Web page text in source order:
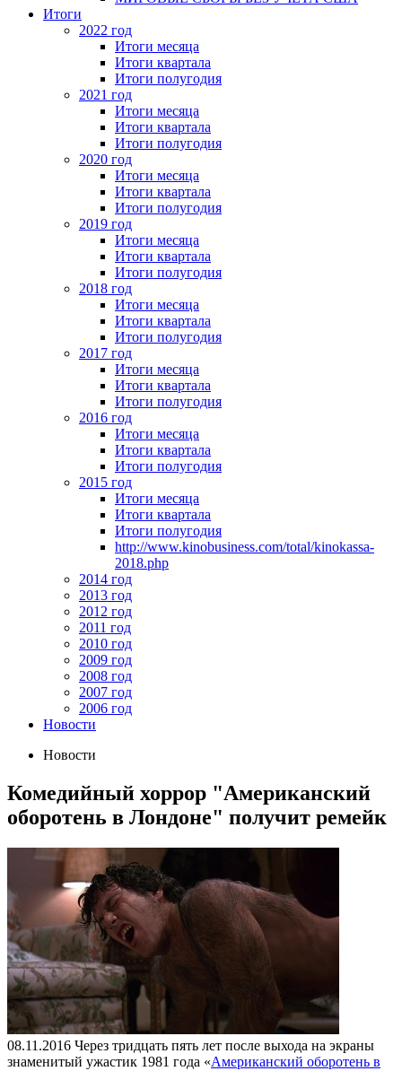
Итоги
2022 год
Итоги месяца
Итоги квартала
Итоги полугодия
2021 год
Итоги месяца
Итоги квартала
Итоги полугодия
2020 год
Итоги месяца
Итоги квартала
Итоги полугодия
2019 год
Итоги месяца
Итоги квартала
Итоги полугодия
2018 год
Итоги месяца
Итоги квартала
Итоги полугодия
2017 год
Итоги месяца
Итоги квартала
Итоги полугодия
2016 год
Итоги месяца
Итоги квартала
Итоги полугодия
2015 год
Итоги месяца
Итоги квартала
Итоги полугодия
http://www.kinobusiness.com/total/kinokassa-
2018.php
2014 год
2013 год
2012 год
2011 год
2010 год
2009 год
2008 год
2007 год
2006 год
Новости
Новости
Комедийный хоррор "Американский
оборотень в Лондоне" получит ремейк
08.11.2016 Через тридцать пять лет после выхода на экраны
знаменитый ужастик 1981 года «Американский оборотень в